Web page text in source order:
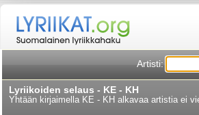
Artisti:
Lyriikoiden selaus - KE - KH
Yhtään kirjaimella KE - KH alkavaa artistia ei